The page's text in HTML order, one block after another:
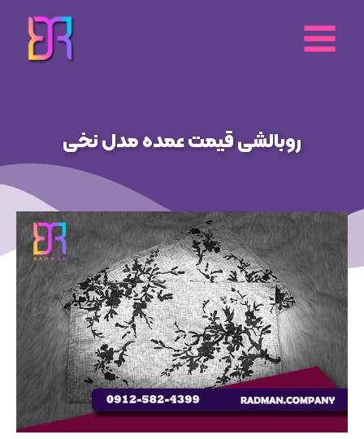
محتوا
روبالشی قیمت عمده مدل نخی